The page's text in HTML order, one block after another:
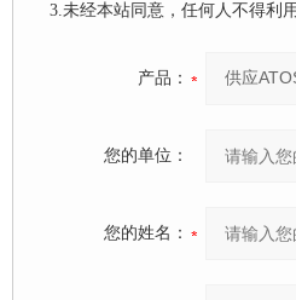
3.未经本站同意，任何人不得利
产品：
您的单位：
您的姓名：